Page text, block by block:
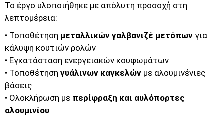
Το έργο υλοποιήθηκε με απόλυτη προσοχή στη
λεπτομέρεια:
• Τοποθέτηση μεταλλικών γαλβανιζέ μετόπων για
κάλυψη κουτιών ρολών
• Εγκατάσταση ενεργειακών κουφωμάτων
• Τοποθέτηση γυάλινων καγκελών με αλουμινένιες
βάσεις
• Ολοκλήρωση με περίφραξη και αυλόπορτες
αλουμινίου